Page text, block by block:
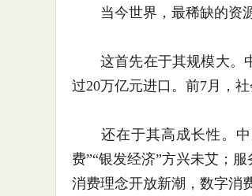
当今世界，最稀缺的资源
这首先在于其规模大。中
过20万亿元进口。前7月，
还在于其高成长性。中
费”“银发经济”方兴未艾；
消费理念开放新潮，数字消